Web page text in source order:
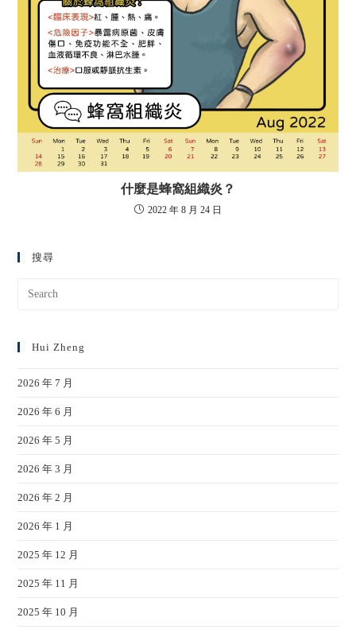
什麼是蜂窩組織炎？
2022 年 8 月 24 日
搜尋
Hui Zheng
2026 年 7 月
2026 年 6 月
2026 年 5 月
2026 年 3 月
2026 年 2 月
2026 年 1 月
2025 年 12 月
2025 年 11 月
2025 年 10 月